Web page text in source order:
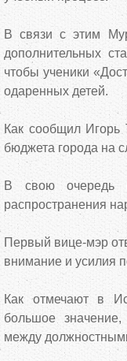
В связи с этим
дополнительных
чтобы ученики
одаренных детей.
Как сообщил Игорь
бюджета города на
В свою очередь
распространения
Первый вице-мэр
внимание и усилия
Как отмечают в
большое
между